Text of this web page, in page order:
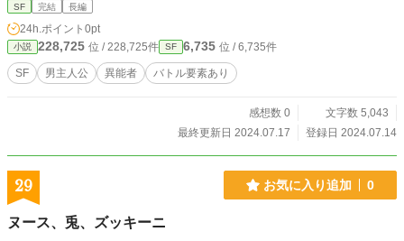
SF 完結 長編
24h.ポイント 0pt
小説 228,725 位 / 228,725件 SF 6,735 位 / 6,735件
SF 男主人公 異能者 バトル要素あり
感想数 0
文字数 5,043
最終更新日 2024.07.17
登録日 2024.07.14
29 お気に入り追加 0
ヌース、兎、ズッキーニ